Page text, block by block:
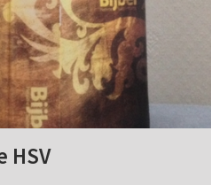
HSV